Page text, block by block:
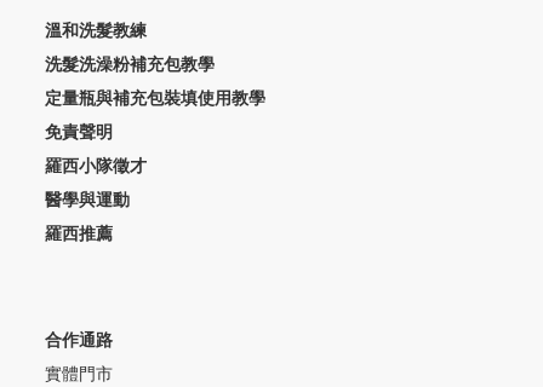
溫和洗髮教練
洗髮洗澡粉補充包教學
定量瓶與補充包裝填使用教學
免責聲明
羅西小隊徵才
醫學與運動
羅西推薦
合作通路
實體門市